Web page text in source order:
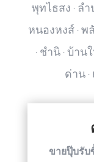
พุทไธสง · ลำ
หนองหงส์ ·
· ชำนิ · บ้า
ด่าน
ขายปุ๊บรั